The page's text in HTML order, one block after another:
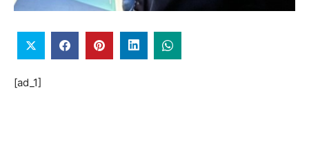
[ad_1]